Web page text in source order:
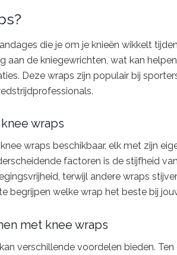
die je om je knieën wikkelt
aan de kniegewrichten, wat kan
Deze wraps zijn populair bij
wraps
wraps beschikbaar, elk met zijn
factoren is de stijfheid
terwijl andere wraps
begrijpen welke wrap het beste bij
met knee wraps
verschillende voordelen bieden.